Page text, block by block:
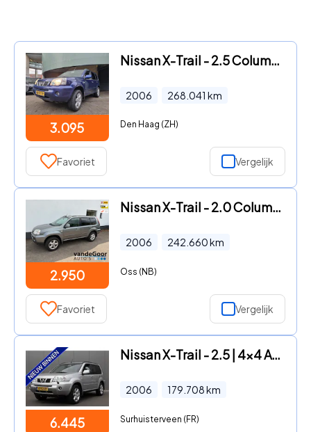
3.095
Nissan X-Trail - 2.5 Columbia Style Automaat Pano Airco
2006 268.041 km
Den Haag (ZH)
Favoriet Vergelijk
2.950
Nissan X-Trail - 2.0 Columbia 2wd, '06, airco, trekhaak, parkeer-sensoren, le
2006 242.660km
Oss (NB)
Favoriet Vergelijk
6.445
Nissan X-Trail - 2.5 | 4x4 AWD | TREKHAAK | NAVI | LEDER
2006 179.708km
Surhuisterveen (FR)